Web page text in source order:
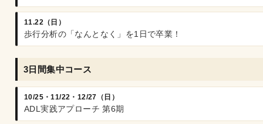
11.22（日）
歩行分析の「なんとなく」を1日で卒業！
3日間集中コース
10/25・11/22・12/27（日）
ADL実践アプローチ 第6期